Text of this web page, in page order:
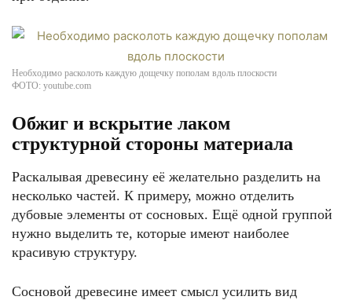
Необходимо расколоть каждую дощечку пополам вдоль плоскости
ФОТО: youtube.com
Обжиг и вскрытие лаком
структурной стороны материала
Раскалывая древесину её желательно разделить на
несколько частей. К примеру, можно отделить
дубовые элементы от сосновых. Ещё одной группой
нужно выделить те, которые имеют наиболее
красивую структуру.
Сосновой древесине имеет смысл усилить вид